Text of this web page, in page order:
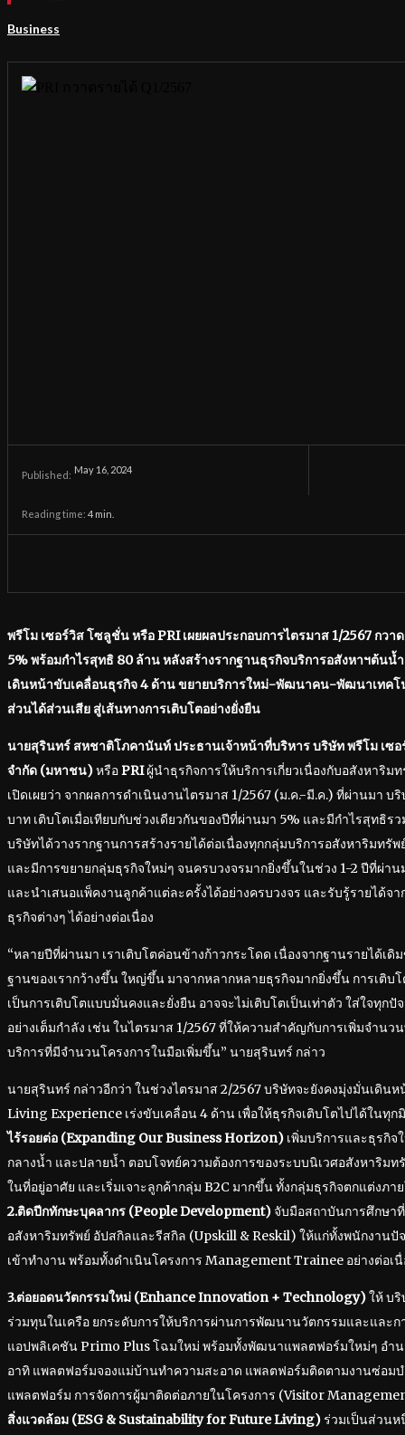
Business
Published: May 16, 2024
Reading time: 4 min.
พรีโม เซอร์วิส โซลูชั่น หรือPRI เผยผลประกอบการไตรมาส 1/2567 กวา
5% พร้อมกำไรสุทธิ 80 ล้าน หลังสร้างรากฐานธุรกิจบริการอสังหาฯต้น
เดินหน้าขับเคลื่อนธุรกิจ 4 ด้าน ขยายบริการใหม่-พัฒนาคน-พัฒนาเทค
ส่วนได้ส่วนเสีย สู่เส้นทางการเติบโตอย่างยั่งยืน
นายสุรินทร์ สหชาติโภคานันท์ประธานเจ้าหน้าที่บริหารบริษัท พรี​โม เซ
จำกัด (มหาชน)หรือPRIผู้นำธุรกิจการให้บริการเกี่ยวเนื่องกับอสังหาริม
เปิดเผยว่า จากผลการดำเนินงานไตรมาส 1/2567 (ม.ค.-มี.ค.) ที่ผ่านมา บ
บาท เติบโตเมื่อเทียบกับช่วงเดียวกันของปีที่ผ่านมา 5% และมีกำไรสุทธิร
บริษัทได้วางรากฐานการสร้างรายได้ต่อเนื่องทุกกลุ่มบริการอสังหาริมทรั
และมีการขยายกลุ่มธุรกิจใหม่ๆ จนครบวงจรมากยิ่งขึ้นในช่วง 1-2 ปีที่ผ่า
และนำเสนอแพ็คงานลูกค้าแต่ละครั้งได้อย่างครบวงจร และรับรู้รายได้จา
ธุรกิจต่างๆ ได้อย่างต่อเนื่อง
“หลายปีที่ผ่านมา เราเติบโตค่อนข้างก้าวกระโดด เนื่องจากฐานรายได้เดิ
ฐานของเรากว้างขึ้น ใหญ่ขึ้น มาจากหลากหลายธุรกิจมากยิ่งขึ้น การเติบโ
เป็นการเติบโตแบบมั่นคงและยั่งยืน อาจจะไม่เติบโตเป็นเท่าตัว ใส่ใจทุกปั
อย่างเต็มกำลัง เช่น ในไตรมาส 1/2567 ที่ให้ความสำคัญกับการเพิ่มจำนว
บริการที่มีจำนวนโครงการในมือเพิ่มขึ้น” นายสุรินทร์ กล่าว
นายสุรินทร์ กล่าวอีกว่า ในช่วงไตรมาส 2/2567 บริษัทจะยังคงมุ่งมั่นเดิน
Living Experience เร่งขับเคลื่อน 4 ด้าน เพื่อให้ธุรกิจเติบโตไปได้ในทุก
ไร้รอยต่อ (Expanding Our Business Horizon) เพิ่มบริการและธุรกิ
กลางน้ำ และปลายน้ำ ตอบโจทย์ความต้องการของระบบนิเวศอสังหาริมท
ในที่อยู่อาศัย และเริ่มเจาะลูกค้ากลุ่ม B2C มากขึ้น ทั้งกลุ่มธุรกิจตกแต่งภ
2.ติดปีกทักษะบุคลากร (People Development)จับมือสถาบันการศึกษา
อสังหาริมทรัพย์ อัปสกิลและรีสกิล (Upskill & Reskil) ให้แก่ทั้งพนักงาน
เข้าทำงาน พร้อมทั้งดำเนินโครงการ Management Trainee อย่างต่อเนื่
3.ต่อยอดนวัตกรรมใหม่ (Enhance Innovation + Technology)ให้ บ
ร่วมทุนในเครือ ยกระดับการให้บริการผ่านการพัฒนานวัตกรรมและและก
แอปพลิเคชัน Primo Plus โฉมใหม่ พร้อมทั้งพัฒนาแพลตฟอร์มใหม่ๆ อำ
อาทิ แพลตฟอร์มจองแม่บ้านทำความสะอาด แพลตฟอร์มติดตามงานซ่อม
แพลตฟอร์ม การจัดการผู้มาติดต่อภายในโครงการ (Visitor
สิ่งแวดล้อม (ESG & Sustainability for Future Living)ร่วมเป็นส่วนห